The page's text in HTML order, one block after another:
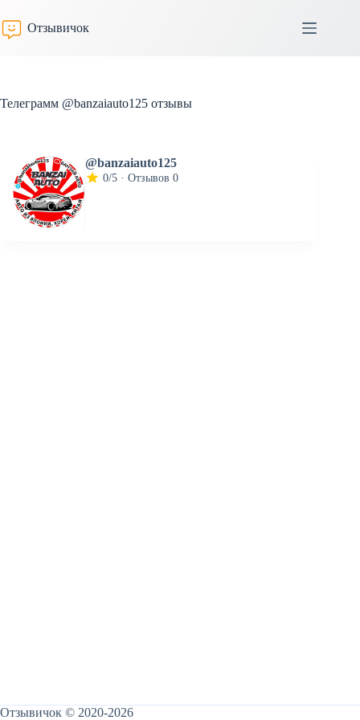
к
сути
Отзывичок
Телеграмм @banzaiauto125 отзывы
@banzaiauto125
0/5 · Отзывов 0
Отзывичок © 2020-2026